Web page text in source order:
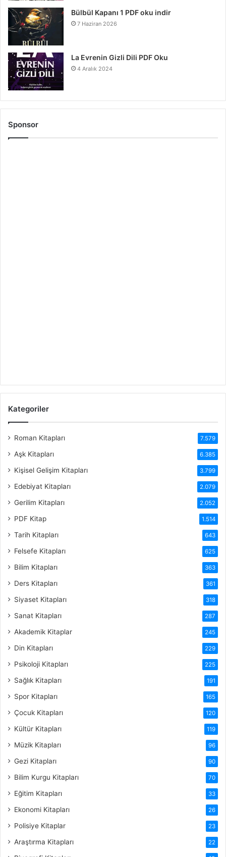
Bülbül Kapanı 1 PDF oku indir
7 Haziran 2026
La Evrenin Gizli Dili PDF Oku
4 Aralık 2024
Sponsor
Kategoriler
Roman Kitapları 7.579
Aşk Kitapları 6.385
Kişisel Gelişim Kitapları 3.799
Edebiyat Kitapları 2.079
Gerilim Kitapları 2.052
PDF Kitap 1.514
Tarih Kitapları 643
Felsefe Kitapları 625
Bilim Kitapları 363
Ders Kitapları 361
Siyaset Kitapları 318
Sanat Kitapları 287
Akademik Kitaplar 245
Din Kitapları 229
Psikoloji Kitapları 225
Sağlık Kitapları 191
Spor Kitapları 165
Çocuk Kitapları 120
Kültür Kitapları 119
Müzik Kitapları 96
Gezi Kitapları 90
Bilim Kurgu Kitapları 70
Eğitim Kitapları 33
Ekonomi Kitapları 26
Polisiye Kitaplar 23
Araştırma Kitapları 22